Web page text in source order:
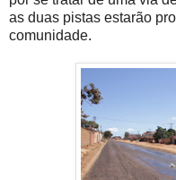
as duas pistas estarão
comunidade.